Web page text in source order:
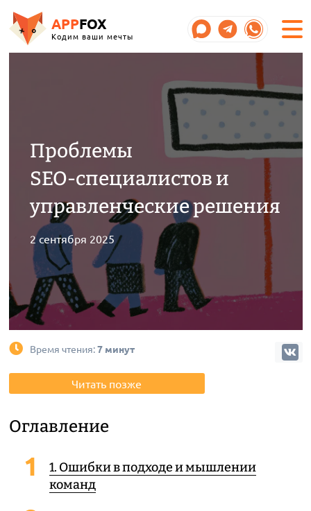
APPFOX
Кодим ваши мечты
Проблемы
SEO‑специалистов и
управленческие решения
2 сентября 2025
Время чтения:7 минут
Читать позже
Оглавление
1. Ошибки в подходе и мышлении
команд